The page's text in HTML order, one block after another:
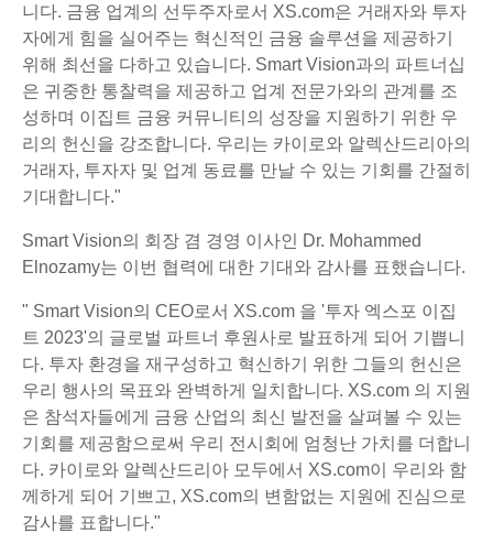
니다. 금융 업계의 선두주자로서 XS.com은 거래자와 투자
자에게 힘을 실어주는 혁신적인 금융 솔루션을 제공하기
위해 최선을 다하고 있습니다. Smart Vision과의 파트너십
은 귀중한 통찰력을 제공하고 업계 전문가와의 관계를 조
성하며 이집트 금융 커뮤니티의 성장을 지원하기 위한 우
리의 헌신을 강조합니다. 우리는 카이로와 알렉산드리아의
거래자, 투자자 및 업계 동료를 만날 수 있는 기회를 간절히
기대합니다."
Smart Vision의 회장 겸 경영 이사인 Dr. Mohammed
Elnozamy는 이번 협력에 대한 기대와 감사를 표했습니다.
" Smart Vision의 CEO로서 XS.com 을 '투자 엑스포 이집
트 2023'의 글로벌 파트너 후원사로 발표하게 되어 기쁩니
다. 투자 환경을 재구성하고 혁신하기 위한 그들의 헌신은
우리 행사의 목표와 완벽하게 일치합니다. XS.com 의 지원
은 참석자들에게 금융 산업의 최신 발전을 살펴볼 수 있는
기회를 제공함으로써 우리 전시회에 엄청난 가치를 더합니
다. 카이로와 알렉산드리아 모두에서 XS.com이 우리와 함
께하게 되어 기쁘고, XS.com의 변함없는 지원에 진심으로
감사를 표합니다."